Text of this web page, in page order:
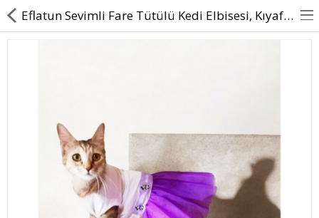
KÖPEKLER İÇİN
KEDİLER İÇİN
Eflatun Sevimli Fare Tütülü Kedi Elbisesi, Kıyafeti Tutu